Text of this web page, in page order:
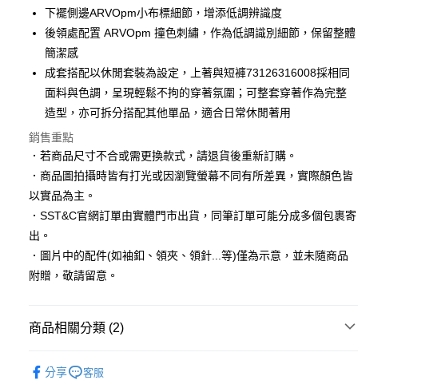
台新國際商業銀行
中國信託商業銀行
台灣樂天信用卡公司
元大商業銀行
永豐商業銀行
玉山商業銀行
星展（台灣）商業銀行
台灣樂天信用卡公司
Google Pay
全盈+PAY
AFTEE先享後付
相關說明
【關於「AFTEE先享後付」】
便利好安心！
１．簡單：不需註冊會員、不需綁卡、不需儲值。
３．安心：先確認商品／服務後，再付款。
【「AFTEE先享後付」結帳流程】
１．於結帳方式選擇「AFTEE先享後付」後，將跳轉至「AFTEE先享後
付」結帳頁面，進行簡訊認證並確認金額後，即可完成結帳。
２．訂單成立數日內，您將收到繳費通知簡訊。
３．收到繳費通知簡訊後14天內，點擊此簡訊中的連結，可透過四大超商
／ATM／網路銀行／等多元方式進行付款，方視為交易完成。
先享後付繳納相關費用。
付客戶支援中心」
ATM付款
運送方式
新竹物流宅配
每筆NT$120，滿NT$3,000(含以上)免運費
新竹物流離島宅配
每筆NT$350，滿NT$3,500(含以上)免運費
下襬側邊ARVOpm小布標細節，增添低調辨識度
後領處配置 ARVOpm 撞色刺繡，作為低調識別細節，保留整體
簡潔感
成套搭配以休閒套裝為設定，上著與短褲73126316008採相同
面料與色調，呈現輕鬆不拘的穿著氛圍；可整套穿著作為完整
造型，亦可拆分搭配其他單品，適合日常休閒著用
銷售重點
．若商品尺寸不合或需更換款式，請退貨後重新訂購。
．商品圖拍攝時皆有打光或因瀏覽螢幕不同有所差異，實際顏色皆
以實品為主。
．SST&C官網訂單由實體門市出貨，同筆訂單可能分成多個包裹寄
出。
．圖片中的配件(如袖釦、領夾、領針...等)僅為示意，並未隨商品
附贈，敬請留意。
商品相關分類 (2)
分享 客服